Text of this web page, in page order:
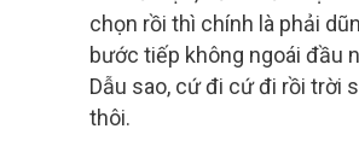
chọn rồi thì chính là phải
bước tiếp không ngoái đầu
Dẫu sao, cứ đi cứ đi rồi trời
thôi.